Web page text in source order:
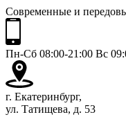
Современные и
Пн-Сб 08:00-21:00 Вс
г. Екатеринбург,
ул. Татищева, д. 53